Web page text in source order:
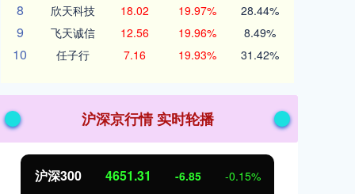
8 欣天科技 18.02 19.97% 28.44%
9 飞天诚信 12.56 19.96% 8.49%
10 任子行 7.16 19.93% 31.42%
沪深京行情 实时轮播
沪深300 4651.31 -6.85 -0.15%